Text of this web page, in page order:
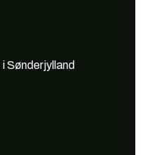
Sønderjylland